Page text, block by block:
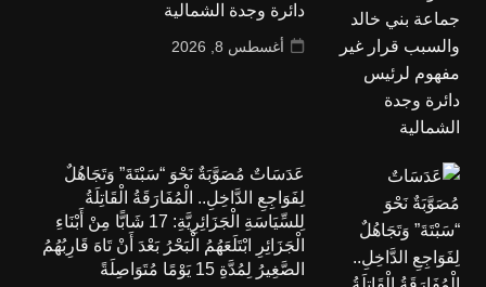
دائرة وجدة الشمالية
أغسطس 8, 2026
عَدَسَاتٌ مُصَوَّبَةٌ نَحْوَ “سَبْتَةَ” وَتَجَاهُلٌ
لِفَوَاجِعِ الدَّاخِلِ.. الْمُفَارَقَةُ الْقَاتِلَةُ
لِلسِّيَاسَةِ الْجَزَائِرِيَّةِ: 17 شَابًّا مِنْ أَبْنَاءِ
الْجَزَائِرِ ابْتَلَعَهُمُ الْبَحْرُ بَعْدَ أَنْ تَاهَ قَارِبُهُمُ
الصَّغِيرُ لِمُدَّةِ 15 يَوْمًا مُتَوَاصِلَةً